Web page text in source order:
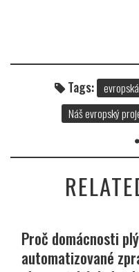
Tags:
Náš evropský
Proč domácnosti
automatizované